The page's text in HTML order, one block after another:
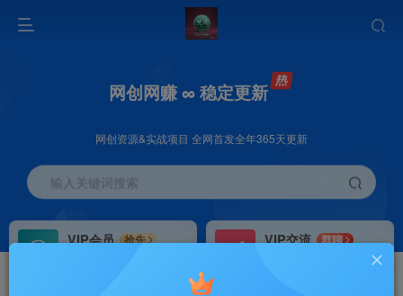
网创网赚 ∞ 稳定更新
网创资源&实战项目 全网首发全年365天更新
输入关键词搜索
VIP会员
抢先
VIP交流
群聊
研究探讨更多创业项目路子。